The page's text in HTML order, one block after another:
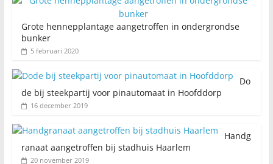
Grote hennepplantage aangetroffen in ondergrondse
bunker
5 februari 2020
Do
de bij steekpartij voor pinautomaat in Hoofddorp
16 december 2019
Handg
ranaat aangetroffen bij stadhuis Haarlem
20 november 2019